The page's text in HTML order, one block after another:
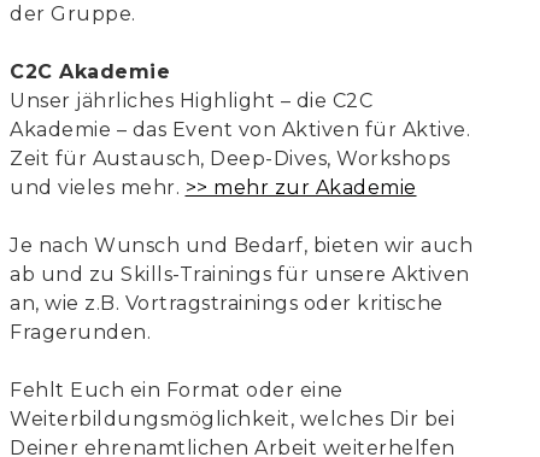
der Gruppe.
C2C Akademie
Unser jährliches Highlight – die C2C
Akademie – das Event von Aktiven für Aktive.
Zeit für Austausch, Deep-Dives, Workshops
und vieles mehr. >> mehr zur Akademie
Je nach Wunsch und Bedarf, bieten wir auch
ab und zu Skills-Trainings für unsere Aktiven
an, wie z.B. Vortragstrainings oder kritische
Fragerunden.
Fehlt Euch ein Format oder eine
Weiterbildungsmöglichkeit, welches Dir bei
Deiner ehrenamtlichen Arbeit weiterhelfen